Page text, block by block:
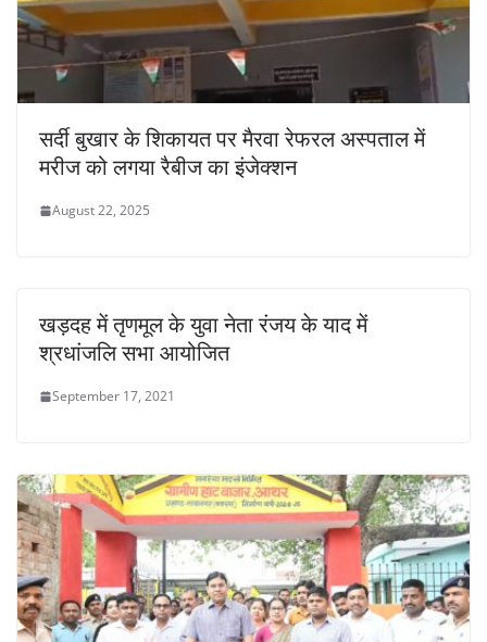
सर्दी बुखार के शिकायत पर मैरवा रेफरल अस्पताल में
मरीज को लगया रैबीज का इंजेक्शन
August 22, 2025
खड़दह में तृणमूल के युवा नेता रंजय के याद में
श्रधांजलि सभा आयोजित
September 17, 2021